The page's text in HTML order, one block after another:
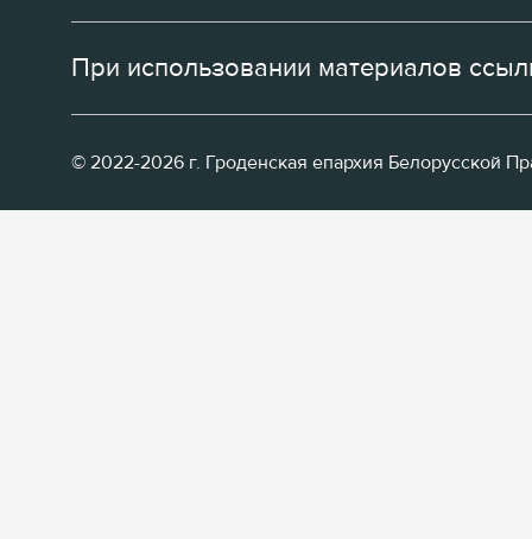
При использовании материалов
© 2022-2026 г. Гроденская епархия Белорусской